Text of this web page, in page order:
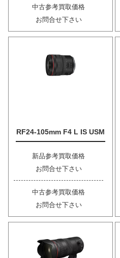
中古参考買取価格
お問合せ下さい
RF24-105mm F4 L IS USM
新品参考買取価格
お問合せ下さい
中古参考買取価格
お問合せ下さい